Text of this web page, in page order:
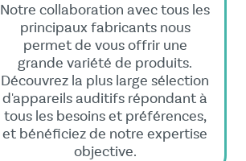
Notre collaboration avec tous les
principaux fabricants nous
permet de vous offrir une
grande variété de produits.
Découvrez la plus large sélection
d'appareils auditifs répondant à
tous les besoins et préférences,
et bénéficiez de notre expertise
objective.